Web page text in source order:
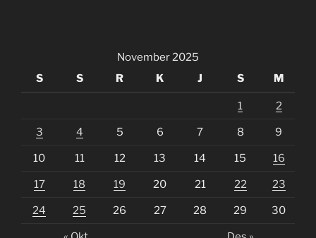
November 2025
S
S R K J S M
1 2
3 4 5 6 7 8 9
10 11 12 13 14 15 16
17 18 19 20 21 22 23
24 25 26 27 28 29 30